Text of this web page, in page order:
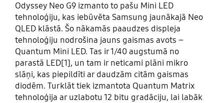
Odyssey Neo G9 izmanto to pašu Mini LED
tehnoloģiju, kas iebūvēta Samsung jaunākajā Neo
QLED klāstā. Šo nākamās paaudzes displeja
tehnoloģiju nodrošina jauns gaismas avots –
Quantum Mini LED. Tas ir 1/40 augstumā no
parastā LED[1], un tam ir neticami plāni mikro
slāņi, kas piepildīti ar daudzām citām gaismas
diodēm. Turklāt tiek izmantota Quantum Matrix
tehnoloģija ar uzlabotu 12 bitu gradāciju, lai labāk